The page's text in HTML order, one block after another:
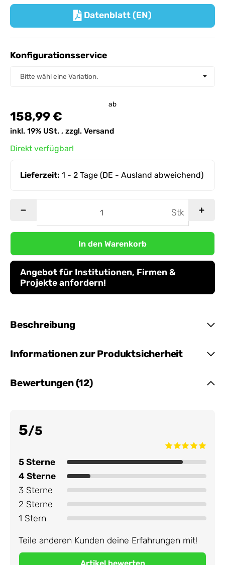
 Datenblatt (EN)
Konfigurationsservice
Bitte wähl eine Variation.
ab
158,99 €
inkl. 19% USt. , zzgl. Versand
Direkt verfügbar!
Lieferzeit:1 - 2 Tage (DE - Ausland abweichend)
Stk
In den Warenkorb
Angebot für Institutionen, Firmen &
Projekte anfordern!
Beschreibung
Informationen zur Produktsicherheit
Bewertungen (12)
5/5
5 Sterne
4 Sterne
3 Sterne
2 Sterne
1 Stern
Teile anderen Kunden deine Erfahrungen mit!